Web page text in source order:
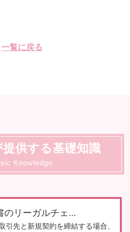
一覧に戻る
提供する基礎知識
Knowledge
のリーガルチェ...
引先と新規契約を締結する場合、